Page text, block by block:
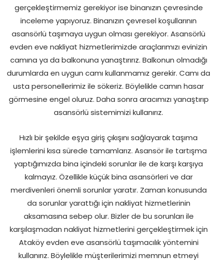
gerçekleştirmemiz gerekiyor ise binanızın çevresinde
inceleme yapıyoruz. Binanızın çevresel koşullarının
asansörlü taşımaya uygun olması gerekiyor. Asansörlü
evden eve nakliyat hizmetlerimizde araçlarımızı evinizin
camına ya da balkonuna yanaştırırız. Balkonun olmadığı
durumlarda en uygun camı kullanmamız gerekir. Camı da
usta personellerimiz ile sökeriz. Böylelikle camın hasar
görmesine engel oluruz. Daha sonra aracımızı yanaştırıp
asansörlü sistemimizi kullanırız.
Hızlı bir şekilde eşya giriş çıkışını sağlayarak taşıma
işlemlerini kısa sürede tamamlarız. Asansör ile tartışma
yaptığımızda bina içindeki sorunlar ile de karşı karşıya
kalmayız. Özellikle küçük bina asansörleri ve dar
merdivenleri önemli sorunlar yaratır. Zaman konusunda
da sorunlar yarattığı için nakliyat hizmetlerinin
aksamasına sebep olur. Bizler de bu sorunları ile
karşılaşmadan nakliyat hizmetlerini gerçekleştirmek için
Ataköy evden eve asansörlü taşımacılık yöntemini
kullanırız. Böylelikle müşterilerimizi memnun etmeyi